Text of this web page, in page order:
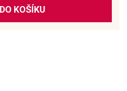
DO KOŠÍKU